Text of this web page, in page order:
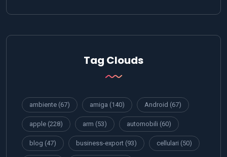
Tag Clouds
ambiente (67) amiga (140) Android (67)
apple (228) arm (53) automobili (60)
blog (47) business-export (93) cellulari (50)